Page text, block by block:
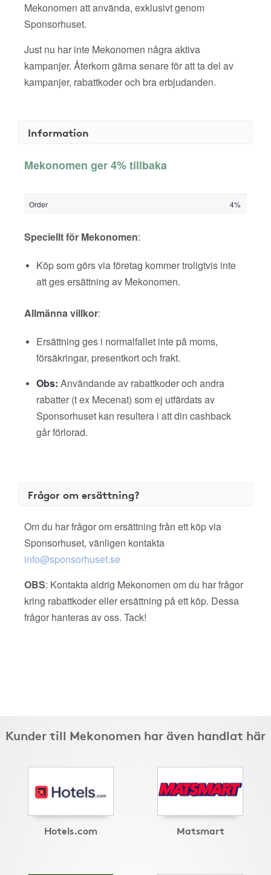
Mekonomen att använda, exklusivt genom
Sponsorhuset.
Just nu har inte Mekonomen några aktiva
kampanjer. Återkom gärna senare för att ta del av
kampanjer, rabattkoder och bra erbjudanden.
Information
Mekonomen ger 4% tillbaka
Order 4%
Speciellt för Mekonomen:
Köp som görs via företag kommer troligtvis inte
att ges ersättning av Mekonomen.
Allmänna villkor:
Ersättning ges i normalfallet inte på moms,
försäkringar, presentkort och frakt.
Obs: Användande av rabattkoder och andra
rabatter (t ex Mecenat) som ej utfärdats av
Sponsorhuset kan resultera i att din cashback
går förlorad.
Frågor om ersättning?
Om du har frågor om ersättning från ett köp via
Sponsorhuset, vänligen kontakta
info@sponsorhuset.se
OBS: Kontakta aldrig Mekonomen om du har frågor
kring rabattkoder eller ersättning på ett köp. Dessa
frågor hanteras av oss. Tack!
Kunder till Mekonomen har även handlat här
Hotels.com Matsmart